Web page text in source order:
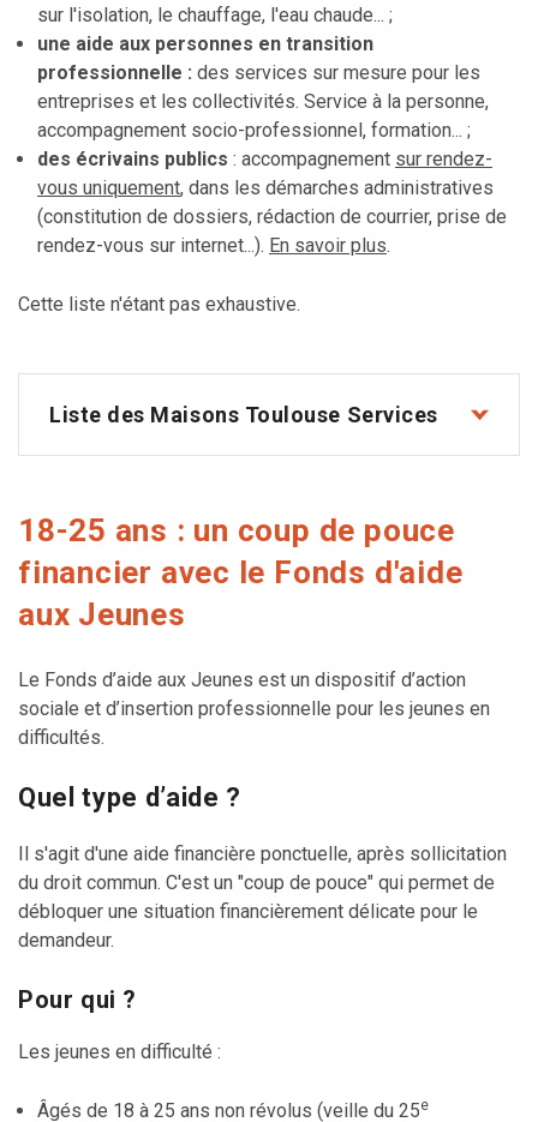
sur l'isolation, le chauffage, l'eau chaude... ;
une aide aux personnes en transition
professionnelle : des services sur mesure pour les
entreprises et les collectivités. Service à la personne,
accompagnement socio-professionnel, formation... ;
des écrivains publics : accompagnement sur rendez-
vous uniquement, dans les démarches administratives
(constitution de dossiers, rédaction de courrier, prise de
rendez-vous sur internet...). En savoir plus.
Cette liste n'étant pas exhaustive.
Liste des Maisons Toulouse Services
18-25 ans : un coup de pouce
financier avec le Fonds d'aide
aux Jeunes
Le Fonds d’aide aux Jeunes est un dispositif d’action
sociale et d’insertion professionnelle pour les jeunes en
difficultés.
Quel type d’aide ?
Il s'agit d'une aide financière ponctuelle, après sollicitation
du droit commun. C'est un "coup de pouce" qui permet de
débloquer une situation financièrement délicate pour le
demandeur.
Pour qui ?
Les jeunes en difficulté :
Âgés de 18 à 25 ans non révolus (veille du 25e